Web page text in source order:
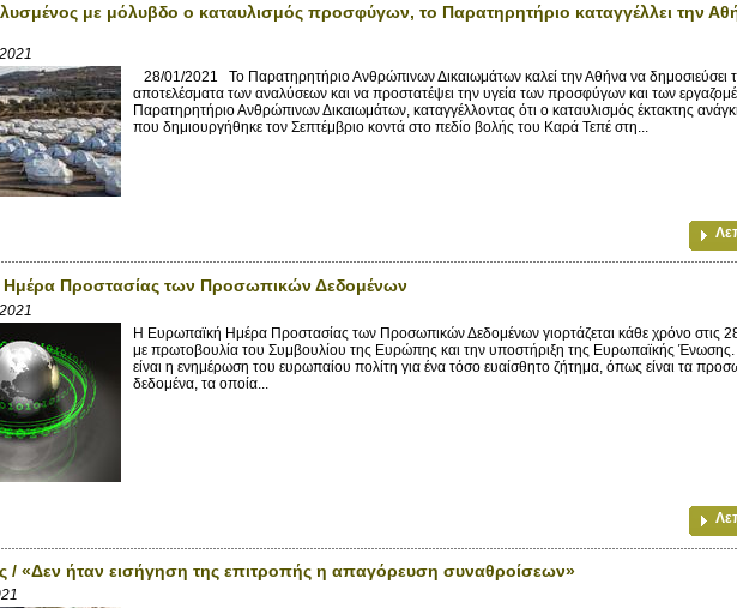
με μόλυβδο ο καταυλισμός προσφύγων, το Παρατηρητήριο καταγγέλλει την
28/01/2021 Το Παρατηρητήριο Ανθρώπινων Δικαιωμάτων καλεί την Αθήνα να δημοσιεύσει
αποτελέσματα των αναλύσεων και να προστατέψει την υγεία των προσφύγων και των
Παρατηρητήριο Ανθρώπινων Δικαιωμάτων, καταγγέλλοντας ότι ο καταυλισμός έκτακτης
που δημιουργήθηκε τον Σεπτέμβριο κοντά στο πεδίο βολής του Καρά Τεπέ στη...
Προστασίας των Προσωπικών Δεδομένων
Η Ευρωπαϊκή Ημέρα Προστασίας των Προσωπικών Δεδομένων γιορτάζεται κάθε χρόνο στις 28
με πρωτοβουλία του Συμβουλίου της Ευρώπης και την υποστήριξη της Ευρωπαϊκής
είναι η ενημέρωση του ευρωπαίου πολίτη για ένα τόσο ευαίσθητο ζήτημα, όπως είναι τα
δεδομένα, τα οποία...
/ «Δεν ήταν εισήγηση της επιτροπής η απαγόρευση συναθροίσεων»